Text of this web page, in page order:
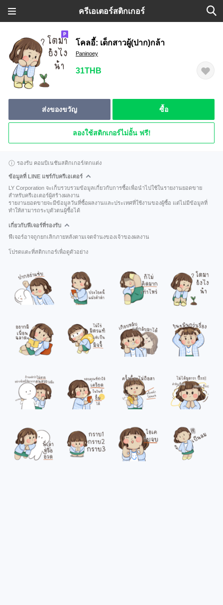
ครีเอเตอร์สติกเกอร์
โคลอี้: เด็กสาวผู้(ปาก)กล้า
Paninoey
31THB
ส่งของขวัญ ซื้อ
ลองใช้สติกเกอร์ไม่อั้น ฟรี!
รองรับ คอมบิเนชันสติกเกอร์/ตกแต่ง
ข้อมูลที่ LINE แชร์กับครีเอเตอร์
LY Corporation จะเก็บรวบรวมข้อมูลเกี่ยวกับการซื้อเพื่อนำไปใช้ในรายงานยอดขาย
สำหรับครีเอเตอร์ผู้สร้างผลงาน
รายงานยอดขายจะมีข้อมูลวันที่ซื้อผลงานและประเทศที่ใช้งานของผู้ซื้อ แต่ไม่มีข้อมูลที่
ทำให้สามารถระบุตัวตนผู้ซื้อได้
เกี่ยวกับฟีเจอร์ที่รองรับ
ฟีเจอร์อาจถูกยกเลิกภายหลังตามเจตจำนงของเจ้าของผลงาน
โปรดแตะที่สติกเกอร์เพื่อดูตัวอย่าง